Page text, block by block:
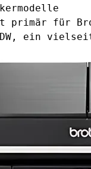
primär für
DW, ein